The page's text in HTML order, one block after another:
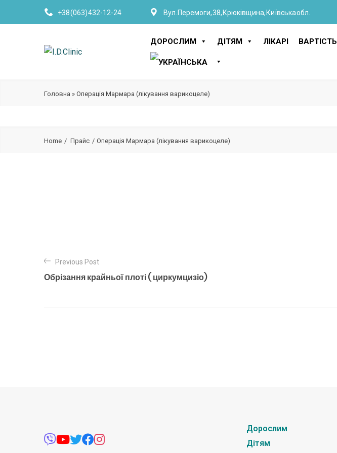
+38 (063) 432-12-24 Вул. Перемоги, 38, Крюківщина, Київська обл.
ДОРОСЛИМ ДІТЯМ ЛІКАРІ ВАРТІСТЬ
Головна » Операція Мармара (лікування варикоцеле)
Home Прайс Операція Мармара (лікування варикоцеле)
Previous Post
Обрізання крайньої плоті ( циркумцизіо)
Дорослим
Дітям